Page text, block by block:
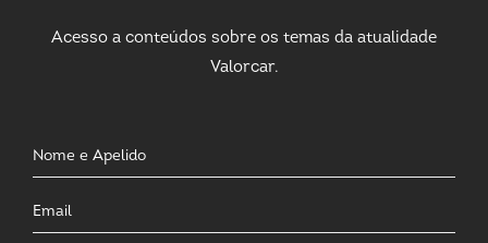
Acesso a conteúdos sobre os temas da atualidade
Valorcar.